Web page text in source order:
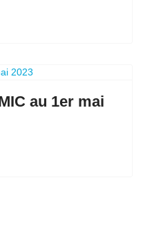
au 1er mai